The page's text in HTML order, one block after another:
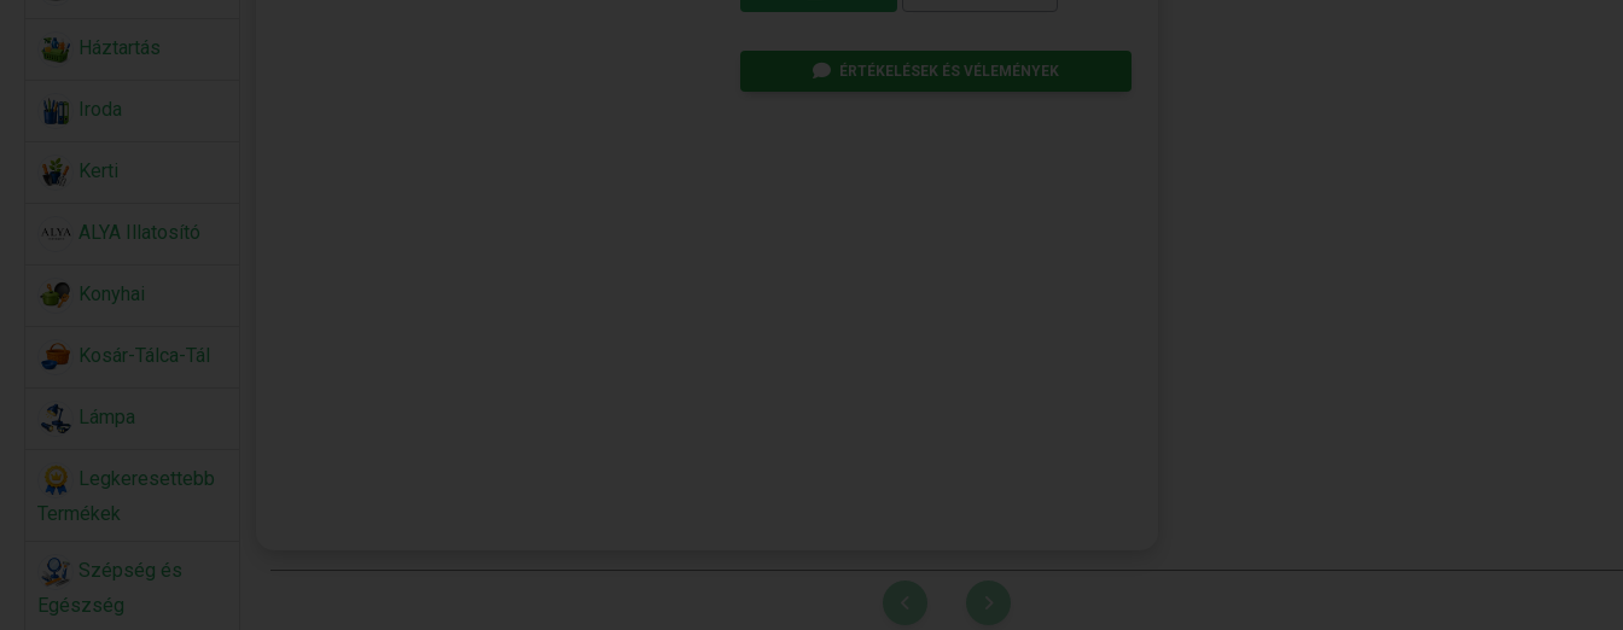
Háztartás
Iroda
Kerti
ALYA Illatosító
Konyhai
Kosár-Tálca-Tál
Lámpa
Legkeresettebb
Termékek
Szépség és
Egészség
ÉRTÉKELÉSEK ÉS VÉLEMÉNYEK